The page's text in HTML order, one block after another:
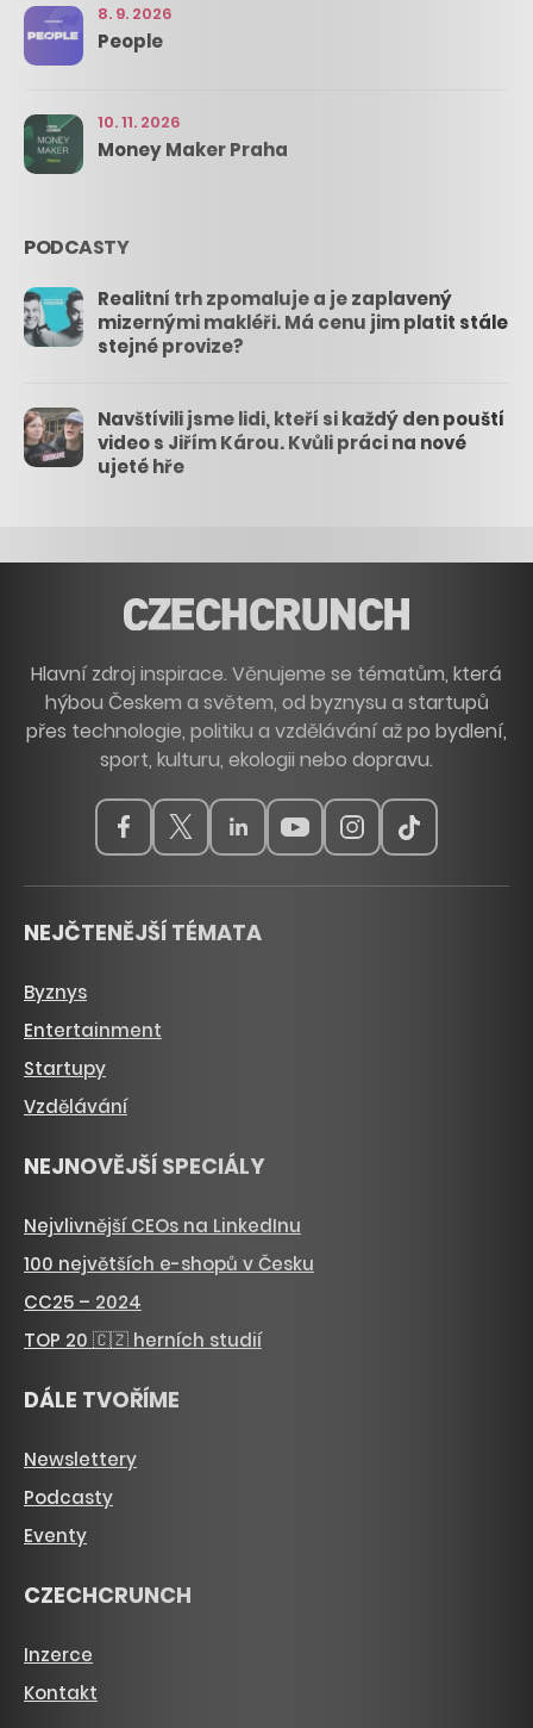
8. 9. 2026
People
10. 11. 2026
Money Maker Praha
PODCASTY
Realitní trh zpomaluje a je zaplavený
mizernými makléři. Má cenu jim platit stále
stejné provize?
Navštívili jsme lidi, kteří si každý den pouští
video s Jiřím Károu. Kvůli práci na nové
ujeté hře
Hlavní zdroj inspirace. Věnujeme se tématům, která
hýbou Českem a světem, od byznysu a startupů
přes technologie, politiku a vzdělávání až po bydlení,
sport, kulturu, ekologii nebo dopravu.
NEJČTENĚJŠÍ TÉMATA
Byznys
Entertainment
Startupy
Vzdělávání
NEJNOVĚJŠÍ SPECIÁLY
Nejvlivnější CEOs na LinkedInu
100 největších e-shopů v Česku
CC25 – 2024
TOP 20 🇨🇿 herních studií
DÁLE TVOŘÍME
Newslettery
Podcasty
Eventy
CZECHCRUNCH
Inzerce
Kontakt